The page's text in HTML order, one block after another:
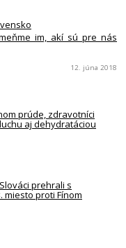
im, akí sú pre nás
12. júna 2018
prúde, zdravotníci
aj dehydratáciou
prehrali s
miesto proti Fínom